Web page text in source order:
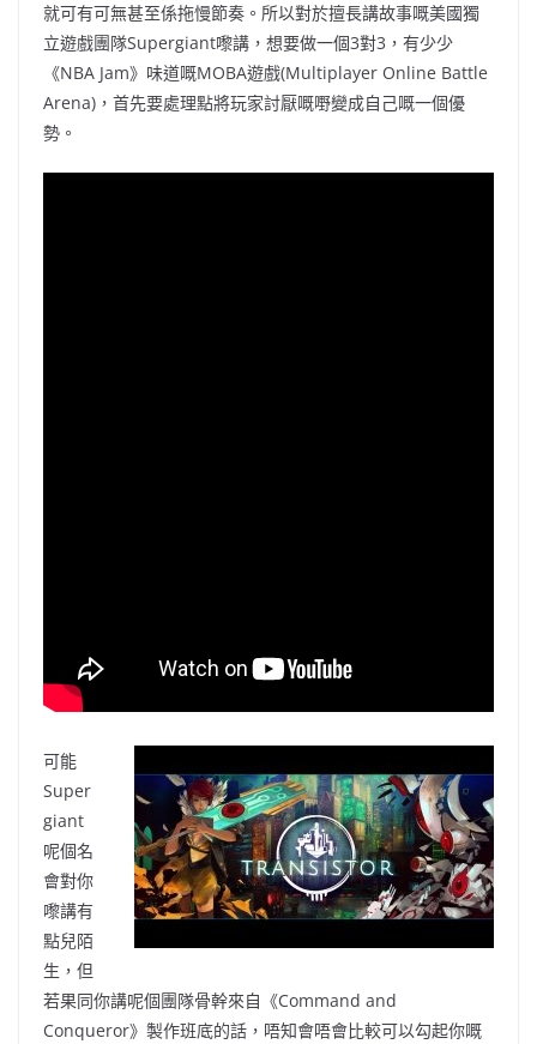
就可有可無甚至係拖慢節奏。所以對於擅長講故事嘅美國獨
立遊戲團隊Supergiant嚟講，想要做一個3對3，有少少
《NBA Jam》味道嘅MOBA遊戲(Multiplayer Online Battle
Arena)，首先要處理點將玩家討厭嘅嘢變成自己嘅一個優
勢。
可能
Super
giant
呢個名
會對你
嚟講有
點兒陌
生，但
若果同你講呢個團隊骨幹來自《Command and
Conqueror》製作班底的話，唔知會唔會比較可以勾起你嘅